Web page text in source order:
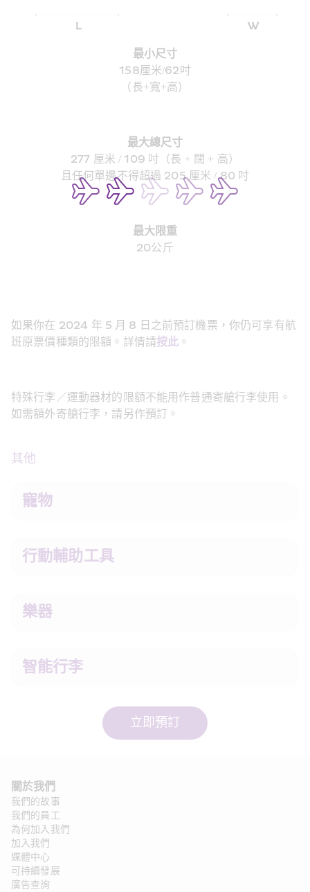
最小尺寸
158厘米/62吋
（長+寬+高）
最大總尺寸
277 厘米 / 109 吋（長 + 闊 + 高）
且任何單邊不得超過 205 厘米 / 80 吋
最大限重
20公斤
如果你在 2024 年 5 月 8 日之前預訂機票，你仍可享有航
班原票價種類的限額。詳情請按此 。
特殊行李／運動器材的限額不能用作普通寄艙行李使用。
如需額外寄艙行李，請另作預訂。
其他
寵物
行動輔助工具
樂器
智能行李
立即預訂
關於我們
我們的故事
我們的員工
為何加入我們
加入我們
媒體中心
可持續發展
廣告查詢